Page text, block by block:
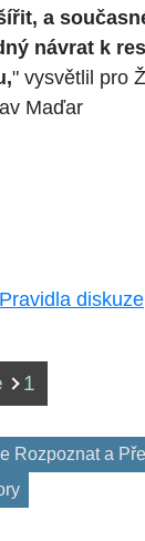
a
návrat k
" vysvětlil pro
Maďar
Pravidla diskuze
1
Rozpoznat a